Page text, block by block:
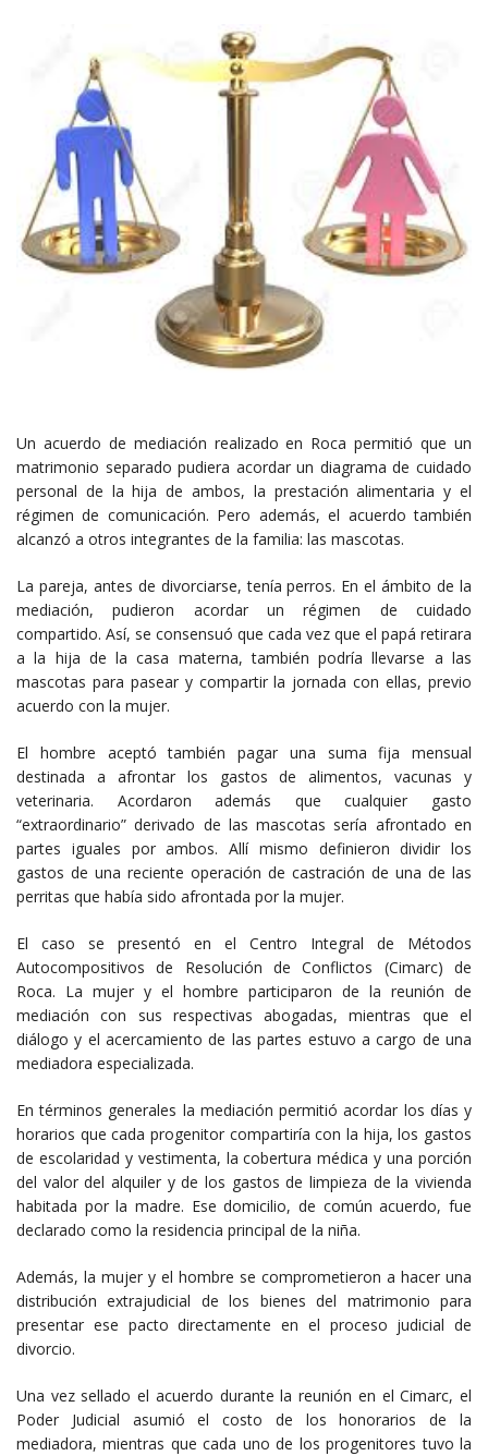
Un acuerdo de mediación realizado en Roca permitió que un
matrimonio separado pudiera acordar un diagrama de cuidado
personal de la hija de ambos, la prestación alimentaria y el
régimen de comunicación. Pero además, el acuerdo también
alcanzó a otros integrantes de la familia: las mascotas.
La pareja, antes de divorciarse, tenía perros. En el ámbito de la
mediación, pudieron acordar un régimen de cuidado
compartido. Así, se consensuó que cada vez que el papá retirara
a la hija de la casa materna, también podría llevarse a las
mascotas para pasear y compartir la jornada con ellas, previo
acuerdo con la mujer.
El hombre aceptó también pagar una suma fija mensual
destinada a afrontar los gastos de alimentos, vacunas y
veterinaria. Acordaron además que cualquier gasto
“extraordinario” derivado de las mascotas sería afrontado en
partes iguales por ambos. Allí mismo definieron dividir los
gastos de una reciente operación de castración de una de las
perritas que había sido afrontada por la mujer.
El caso se presentó en el Centro Integral de Métodos
Autocompositivos de Resolución de Conflictos (Cimarc) de
Roca. La mujer y el hombre participaron de la reunión de
mediación con sus respectivas abogadas, mientras que el
diálogo y el acercamiento de las partes estuvo a cargo de una
mediadora especializada.
En términos generales la mediación permitió acordar los días y
horarios que cada progenitor compartiría con la hija, los gastos
de escolaridad y vestimenta, la cobertura médica y una porción
del valor del alquiler y de los gastos de limpieza de la vivienda
habitada por la madre. Ese domicilio, de común acuerdo, fue
declarado como la residencia principal de la niña.
Además, la mujer y el hombre se comprometieron a hacer una
distribución extrajudicial de los bienes del matrimonio para
presentar ese pacto directamente en el proceso judicial de
divorcio.
Una vez sellado el acuerdo durante la reunión en el Cimarc, el
Poder Judicial asumió el costo de los honorarios de la
mediadora, mientras que cada uno de los progenitores tuvo la